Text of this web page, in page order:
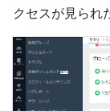
クセスが見られ